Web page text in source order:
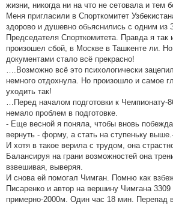
жизни, никогда ни на что не сетовала и тем
Меня пригласили в Спорткомитет
здорово и душевно обьяснились с одним из
Председателя Спорткомитета. Правда я так
произошел сбой, в Москве в Ташкенте ли. Но
документами стало всё прекрасно!
….Возможно всё это психологически
немного отдохнула. Но произошло и самое
уходить так!
…Перед началом подготовки к Чемпионату-
немало проблем в подготовке.
- Еще весной я поняла, чтобы вновь
вернуть - форму, а стать на ступеньку
И хотя в такое верила с трудом, она
Балансируя на грани возможностей она
взвешивая, выверяя.
И снова ей помогал Чимган. Помню как
Писаренко и автор на вершину Чимгана
примерно-2000м. Один час 18 мин. Перепад